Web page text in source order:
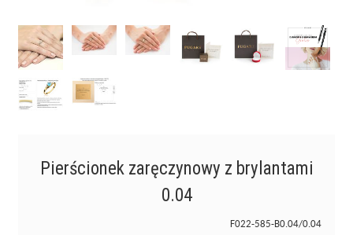
Pierścionek zaręczynowy z brylantami
0.04
F022-585-B0.04/0.04